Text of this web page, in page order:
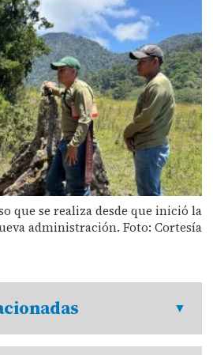
que se realiza desde que inició la
administración. Foto: Cortesía